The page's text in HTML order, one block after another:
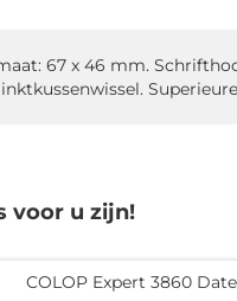
67 x 46 mm.
voor u zijn!
COLOP Expert 3860